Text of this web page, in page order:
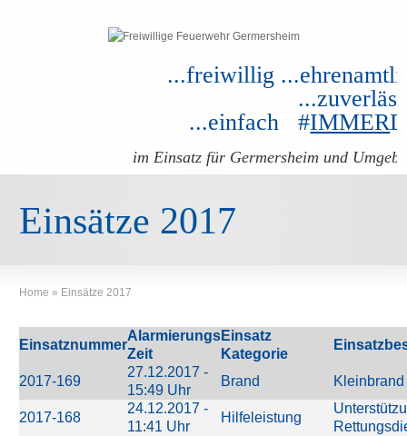
...freiwillig
...einfach #IMMER
im Einsatz für Germersheim und
Einsätze 2017
Home » Einsätze 2017
Einsatznummer
Alarmierungs
Zeit
Einsatz
Kategorie
2017-169
27.12.2017 -
15:49 Uhr
Brand Kleinbrand
2017-168
24.12.2017 -
11:41 Uhr
Hilfeleistung